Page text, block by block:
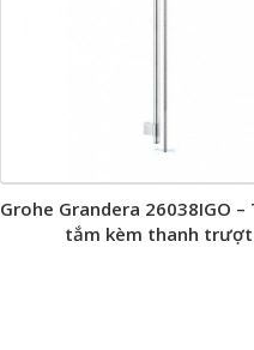
Grohe Grandera 26038IGO –
tắm kèm thanh trượt